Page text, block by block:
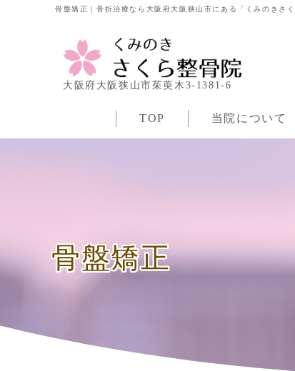
骨盤矯正｜骨折治療なら大阪府大阪狭山市にある「くみのきさく
大阪府大阪狭山市茱萸木3-1381-6
TOP 当院について
骨盤矯正